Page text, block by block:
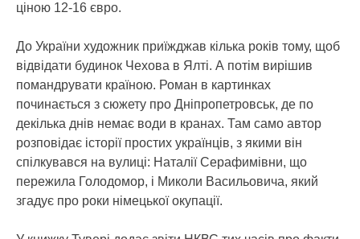
ціною 12-16 євро.
До України художник приїжджав кілька років тому, щоб
відвідати будинок Чехова в Ялті. А потім вирішив
помандрувати країною. Роман в картинках
починається з сюжету про Дніпропетровськ, де по
декілька днів немає води в кранах. Там само автор
розповідає історії простих українців, з якими він
спілкувався на вулиці: Наталії Серафимівни, що
пережила Голодомор, і Миколи Васильовича, який
згадує про роки німецької окупації.